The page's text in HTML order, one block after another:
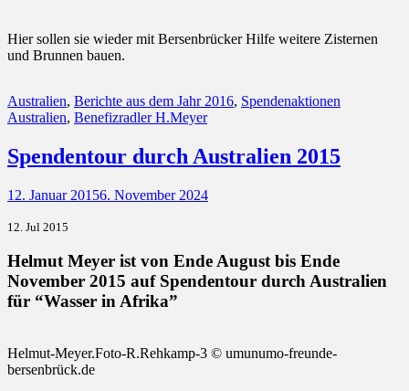
Hier sollen sie wieder mit Bersenbrücker Hilfe weitere Zisternen
und Brunnen bauen.
Kategorien
Australien, Berichte aus dem Jahr 2016, Spendenaktionen
Australien, Benefizradler H.Meyer
Spendentour durch Australien 2015
Posted
12. Januar 20156. November 2024
12. Jul 2015
Helmut Meyer ist von Ende August bis Ende
November 2015 auf Spendentour durch Australien
für “Wasser in Afrika”
Helmut-Meyer.Foto-R.Rehkamp-3 © umunumo-freunde-
bersenbrück.de